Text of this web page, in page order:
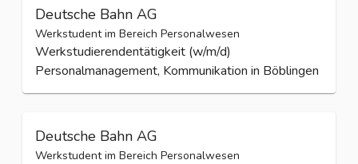
Deutsche Bahn AG
Werkstudent im Bereich Personalwesen
Werkstudierendentätigkeit (w/m/d)
Personalmanagement, Kommunikation in Böblingen
Deutsche Bahn AG
Werkstudent im Bereich Personalwesen